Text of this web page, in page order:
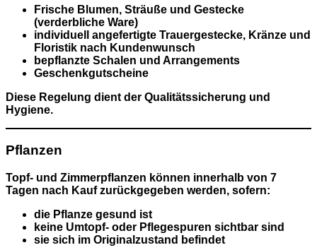
Frische Blumen, Sträuße und Gestecke
(verderbliche Ware)
individuell angefertigte Trauergestecke, Kränze und
Floristik nach Kundenwunsch
bepflanzte Schalen und Arrangements
Geschenkgutscheine
Diese Regelung dient der Qualitätssicherung und
Hygiene.
Pflanzen
Topf- und Zimmerpflanzen können innerhalb von 7
Tagen nach Kaufzurückgegeben werden, sofern:
die Pflanze gesund ist
keine Umtopf- oder Pflegespuren sichtbar sind
sie sich im Originalzustand befindet